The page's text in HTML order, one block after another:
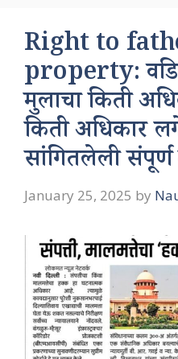
Right to
property:
मुलाचा किती
किती अधिकार
सांगितलेली संपूर्ण
January 25, 2025 by